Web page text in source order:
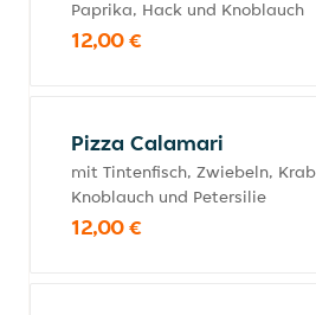
Paprika, Hack und Knoblauch
12,00 €
Pizza Calamari
mit Tintenfisch, Zwiebeln,
Knoblauch und Petersilie
12,00 €